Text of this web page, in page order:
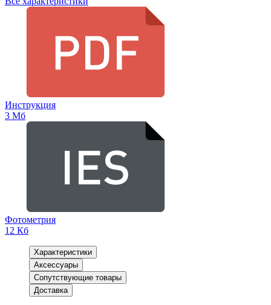
Инструкция
3 Мб
Фотометрия
12 Кб
Характеристики
Аксессуары
Сопутствующие товары
Доставка